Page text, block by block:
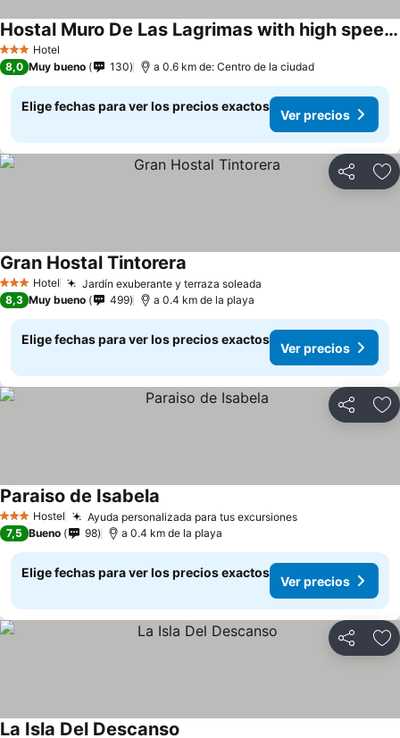
3 Estrellas
Hotel
Hostal Muro De Las Lagrimas with high speed internet Starlink
8,0 Muy bueno 130 a 0.6 km de: Centro de la ciudad
Elige fechas para ver los precios exactos
Ver precios
Compartir
3 Estrellas
Hotel Jardín exuberante y terraza soleada
Gran Hostal Tintorera
8,3 Muy bueno 499 a 0.4 km de la playa
Elige fechas para ver los precios exactos
Ver precios
Compartir
3 EstrellasHostel Ayuda personalizada para tus excursiones
Paraiso de Isabela
7,5 Bueno 98 a 0.4 km de la playa
Elige fechas para ver los precios exactos
Ver precios
Compartir
La Isla Del Descanso